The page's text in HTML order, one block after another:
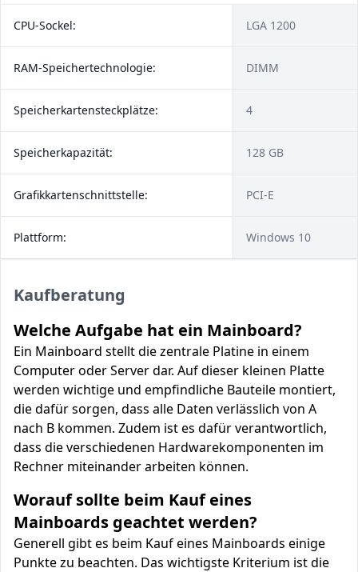
CPU-Sockel: LGA 1200
RAM-Speichertechnologie: DIMM
Speicherkartensteckplätze: 4
Speicherkapazität: 128 GB
Grafikkartenschnittstelle: PCI-E
Plattform: Windows 10
Kaufberatung
Welche Aufgabe hat ein Mainboard?
Ein Mainboard stellt die zentrale Platine in einem
Computer oder Server dar. Auf dieser kleinen Platte
werden wichtige und empfindliche Bauteile montiert,
die dafür sorgen, dass alle Daten verlässlich von A
nach B kommen. Zudem ist es dafür verantwortlich,
dass die verschiedenen Hardwarekomponenten im
Rechner miteinander arbeiten können.
Worauf sollte beim Kauf eines
Mainboards geachtet werden?
Generell gibt es beim Kauf eines Mainboards einige
Punkte zu beachten. Das wichtigste Kriterium ist die